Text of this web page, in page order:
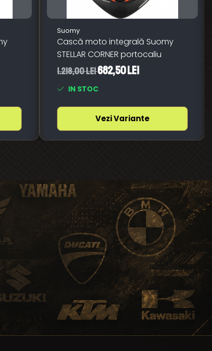
Suomy
Cască moto integrală Suomy
STELLAR CORNER portocaliu
1.218,00 Lei682,50 Lei
IN STOC
Vezi Variante